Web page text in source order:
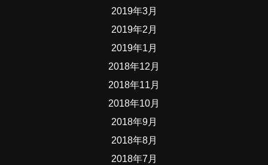
2019年3月
2019年2月
2019年1月
2018年12月
2018年11月
2018年10月
2018年9月
2018年8月
2018年7月